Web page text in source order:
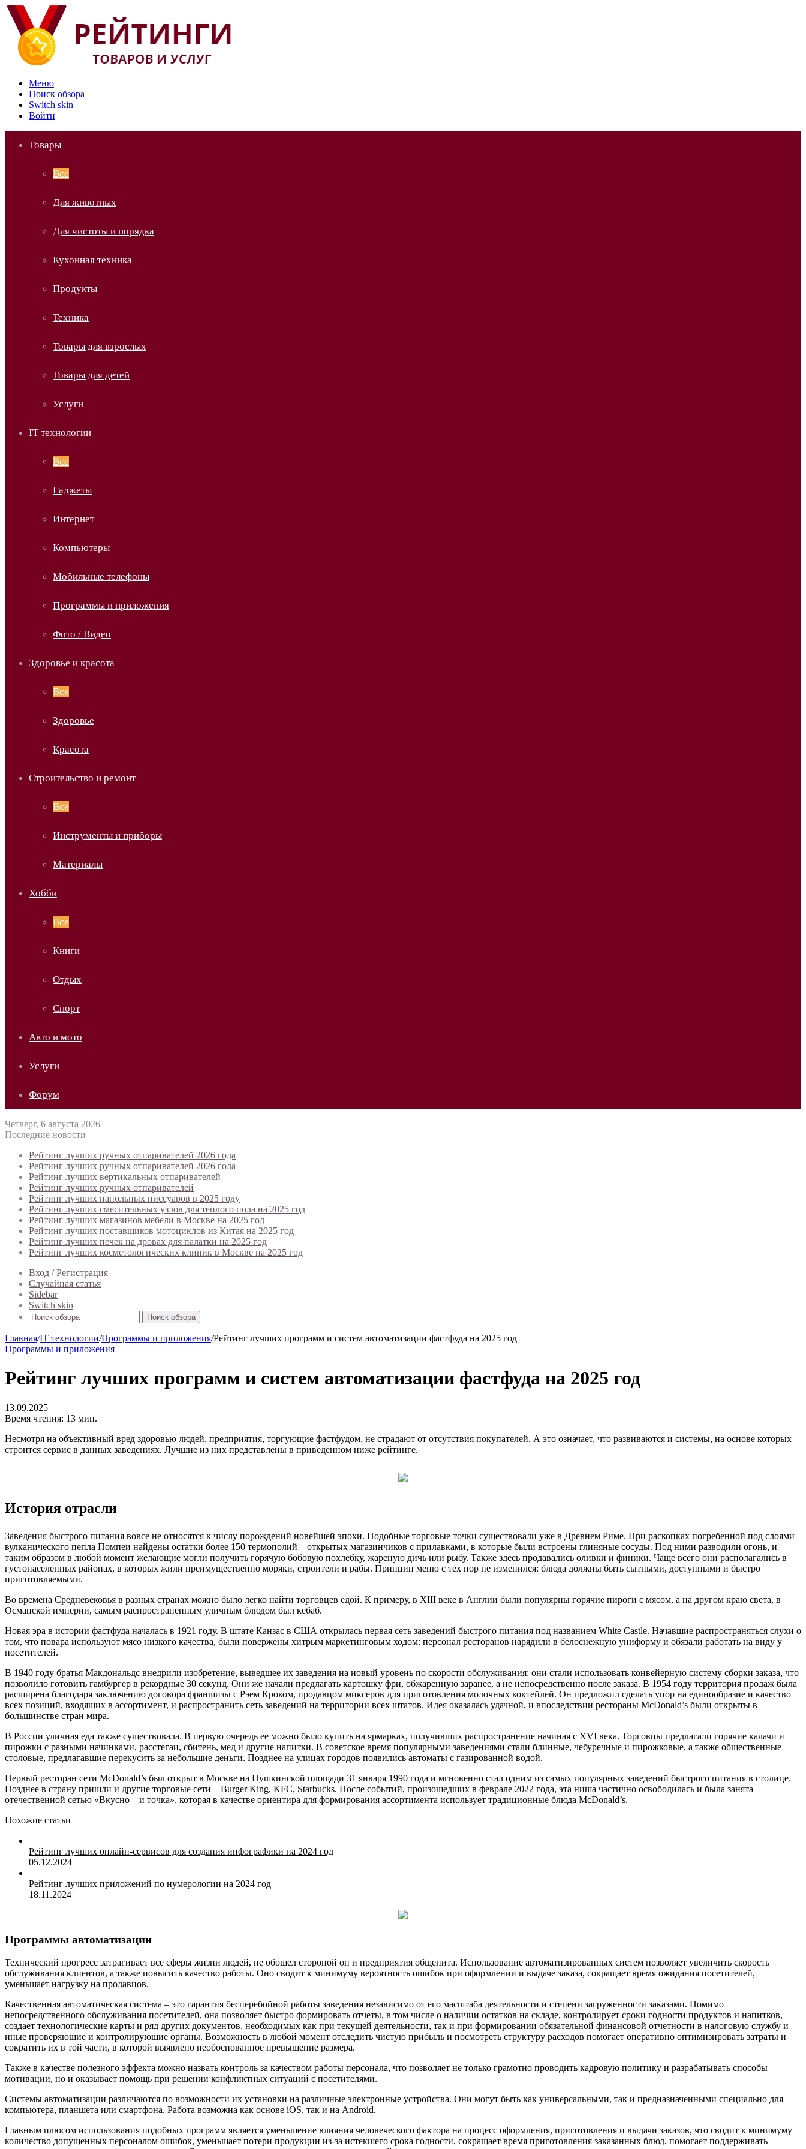
Меню
Поиск обзора
Switch skin
Войти
Товары
Все
Для животных
Для чистоты и порядка
Кухонная техника
Продукты
Техника
Товары для взрослых
Товары для детей
Услуги
IT технологии
Все
Гаджеты
Интернет
Компьютеры
Мобильные телефоны
Программы и приложения
Фото / Видео
Здоровье и красота
Все
Здоровье
Красота
Строительство и ремонт
Все
Инструменты и приборы
Материалы
Хобби
Все
Книги
Отдых
Спорт
Авто и мото
Услуги
Форум
Четверг, 6 августа 2026
Последние новости
Рейтинг лучших ручных отпаривателей 2026 года
Рейтинг лучших ручных отпаривателей 2026 года
Рейтинг лучших вертикальных отпаривателей
Рейтинг лучших ручных отпаривателей
Рейтинг лучших напольных писсуаров в 2025 году
Рейтинг лучших смесительных узлов для теплого пола на 2025 год
Рейтинг лучших магазинов мебели в Москве на 2025 год
Рейтинг лучших поставщиков мотоциклов из Китая на 2025 год
Рейтинг лучших печек на дровах для палатки на 2025 год
Рейтинг лучших косметологических клиник в Москве на 2025 год
Вход / Регистрация
Случайная статья
Sidebar
Switch skin
Поиск обзора
Главная/IT технологии/Программы и приложения/Рейтинг лучших программ и систем автоматизации фастфуда на 2025 год
Программы и приложения
Рейтинг лучших программ и систем автоматизации фастфуда на 2025 год
13.09.2025
Время чтения: 13 мин.
Несмотря на объективный вред здоровью людей, предприятия, торгующие фастфудом, не страдают от отсутствия покупателей. А это означает, что развиваются и системы, на основе которых
строится сервис в данных заведениях. Лучшие из них представлены в приведенном ниже рейтинге.
История отрасли
Заведения быстрого питания вовсе не относятся к числу порождений новейшей эпохи. Подобные торговые точки существовали уже в Древнем Риме. При раскопках погребенной под слоями
вулканического пепла Помпеи найдены остатки более 150 термополий – открытых магазинчиков с прилавками, в которые были встроены глиняные сосуды. Под ними разводили огонь, и
таким образом в любой момент желающие могли получить горячую бобовую похлебку, жареную дичь или рыбу. Также здесь продавались оливки и финики. Чаще всего они располагались в
густонаселенных районах, в которых жили преимущественно моряки, строители и рабы. Принцип меню с тех пор не изменился: блюда должны быть сытными, доступными и быстро
приготовляемыми.
Во времена Средневековья в разных странах можно было легко найти торговцев едой. К примеру, в XIII веке в Англии были популярны горячие пироги с мясом, а на другом краю света, в
Османской империи, самым распространенным уличным блюдом был кебаб.
Новая эра в истории фастфуда началась в 1921 году. В штате Канзас в США открылась первая сеть заведений быстрого питания под названием White Castle. Начавшие распространяться слухи о
том, что повара используют мясо низкого качества, были повержены хитрым маркетинговым ходом: персонал ресторанов нарядили в белоснежную униформу и обязали работать на виду у
посетителей.
В 1940 году братья Макдональдс внедрили изобретение, выведшее их заведения на новый уровень по скорости обслуживания: они стали использовать конвейерную систему сборки заказа, что
позволило готовить гамбургер в рекордные 30 секунд. Они же начали предлагать картошку фри, обжаренную заранее, а не непосредственно после заказа. В 1954 году территория продаж была
расширена благодаря заключению договора франшизы с Рэем Кроком, продавцом миксеров для приготовления молочных коктейлей. Он предложил сделать упор на единообразие и качество
всех позиций, входящих в ассортимент, и распространить сеть заведений на территории всех штатов. Идея оказалась удачной, и впоследствии рестораны McDonald’s были открыты в
большинстве стран мира.
В России уличная еда также существовала. В первую очередь ее можно было купить на ярмарках, получивших распространение начиная с XVI века. Торговцы предлагали горячие калачи и
пирожки с разными начинками, расстегаи, сбитень, мед и другие напитки. В советское время популярными заведениями стали блинные, чебуречные и пирожковые, а также общественные
столовые, предлагавшие перекусить за небольшие деньги. Позднее на улицах городов появились автоматы с газированной водой.
Первый ресторан сети McDonald’s был открыт в Москве на Пушкинской площади 31 января 1990 года и мгновенно стал одним из самых популярных заведений быстрого питания в столице.
Позднее в страну пришли и другие торговые сети – Burger King, KFC, Starbucks. После событий, произошедших в феврале 2022 года, эта ниша частично освободилась и была занята
отечественной сетью «Вкусно – и точка», которая в качестве ориентира для формирования ассортимента использует традиционные блюда McDonald’s.
Похожие статьи
Рейтинг лучших онлайн-сервисов для создания инфографики на 2024 год
05.12.2024
Рейтинг лучших приложений по нумерологии на 2024 год
18.11.2024
Программы автоматизации
Технический прогресс затрагивает все сферы жизни людей, не обошел стороной он и предприятия общепита. Использование автоматизированных систем позволяет увеличить скорость
обслуживания клиентов, а также повысить качество работы. Оно сводит к минимуму вероятность ошибок при оформлении и выдаче заказа, сокращает время ожидания посетителей,
уменьшает нагрузку на продавцов.
Качественная автоматическая система – это гарантия бесперебойной работы заведения независимо от его масштаба деятельности и степени загруженности заказами. Помимо
непосредственного обслуживания посетителей, она позволяет быстро формировать отчеты, в том числе о наличии остатков на складе, контролирует сроки годности продуктов и напитков,
создает технологические карты и ряд других документов, необходимых как при текущей деятельности, так и при формировании обязательной финансовой отчетности в налоговую службу и
иные проверяющие и контролирующие органы. Возможность в любой момент отследить чистую прибыль и посмотреть структуру расходов помогает оперативно оптимизировать затраты и
сократить их в той части, в которой выявлено необоснованное превышение размера.
Также в качестве полезного эффекта можно назвать контроль за качеством работы персонала, что позволяет не только грамотно проводить кадровую политику и разрабатывать способы
мотивации, но и оказывает помощь при решении конфликтных ситуаций с посетителями.
Системы автоматизации различаются по возможности их установки на различные электронные устройства. Они могут быть как универсальными, так и предназначенными специально для
компьютера, планшета или смартфона. Работа возможна как основе iOS, так и на Android.
Главным плюсом использования подобных программ является уменьшение влияния человеческого фактора на процесс оформления, приготовления и выдачи заказов, что сводит к минимуму
количество допущенных персоналом ошибок, уменьшает потери продукции из-за истекшего срока годности, сокращает время приготовления заказанных блюд, помогает поддерживать